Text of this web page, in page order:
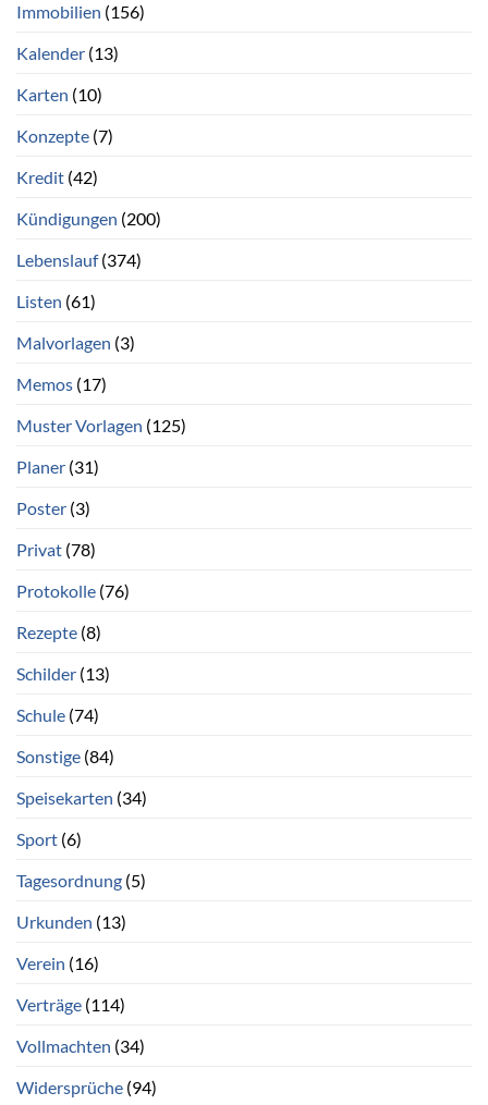
Immobilien (156)
Kalender (13)
Karten (10)
Konzepte (7)
Kredit (42)
Kündigungen (200)
Lebenslauf(374)
Listen (61)
Malvorlagen (3)
Memos (17)
Muster Vorlagen (125)
Planer (31)
Poster (3)
Privat (78)
Protokolle (76)
Rezepte (8)
Schilder (13)
Schule (74)
Sonstige (84)
Speisekarten (34)
Sport (6)
Tagesordnung (5)
Urkunden (13)
Verein (16)
Verträge (114)
Vollmachten (34)
Widersprüche (94)